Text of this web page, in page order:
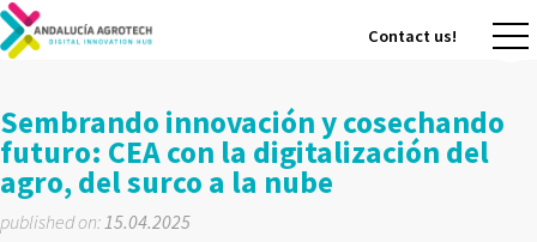
Contact us!
Sembrando innovación y cosechando
futuro: CEA con la digitalización del
agro, del surco a la nube
published on:15.04.2025